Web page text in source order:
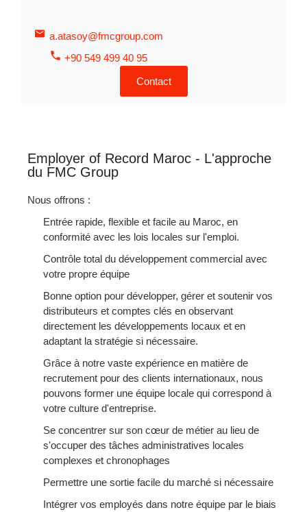
a.atasoy@fmcgroup.com
+90 549 499 40 95
Contact
Employer of Record Maroc - L'approche
du FMC Group
Nous offrons :
Entrée rapide, flexible et facile au Maroc, en
conformité avec les lois locales sur l'emploi.
Contrôle total du développement commercial avec
votre propre équipe
Bonne option pour développer, gérer et soutenir vos
distributeurs et comptes clés en observant
directement les développements locaux et en
adaptant la stratégie si nécessaire.
Grâce à notre vaste expérience en matière de
recrutement pour des clients internationaux, nous
pouvons former une équipe locale qui correspond à
votre culture d'entreprise.
Se concentrer sur son cœur de métier au lieu de
s'occuper des tâches administratives locales
complexes et chronophages
Permettre une sortie facile du marché si nécessaire
Intégrer vos employés dans notre équipe par le biais